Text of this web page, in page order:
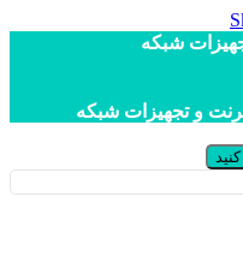
شبکه
و تجهیزات شبکه